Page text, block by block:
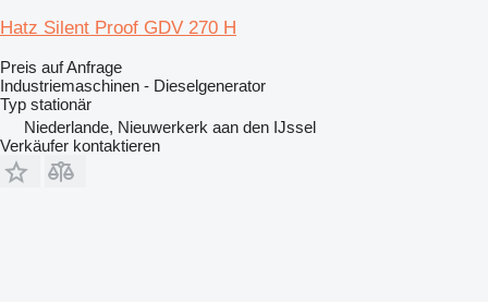
Hatz Silent Proof GDV 270 H
Preis auf Anfrage
Industriemaschinen - Dieselgenerator
Typ stationär
Niederlande, Nieuwerkerk aan den IJssel
Verkäufer kontaktieren